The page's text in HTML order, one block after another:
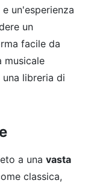
un'esperienza
un
facile da
musicale
libreria di
a una vasta
classica,